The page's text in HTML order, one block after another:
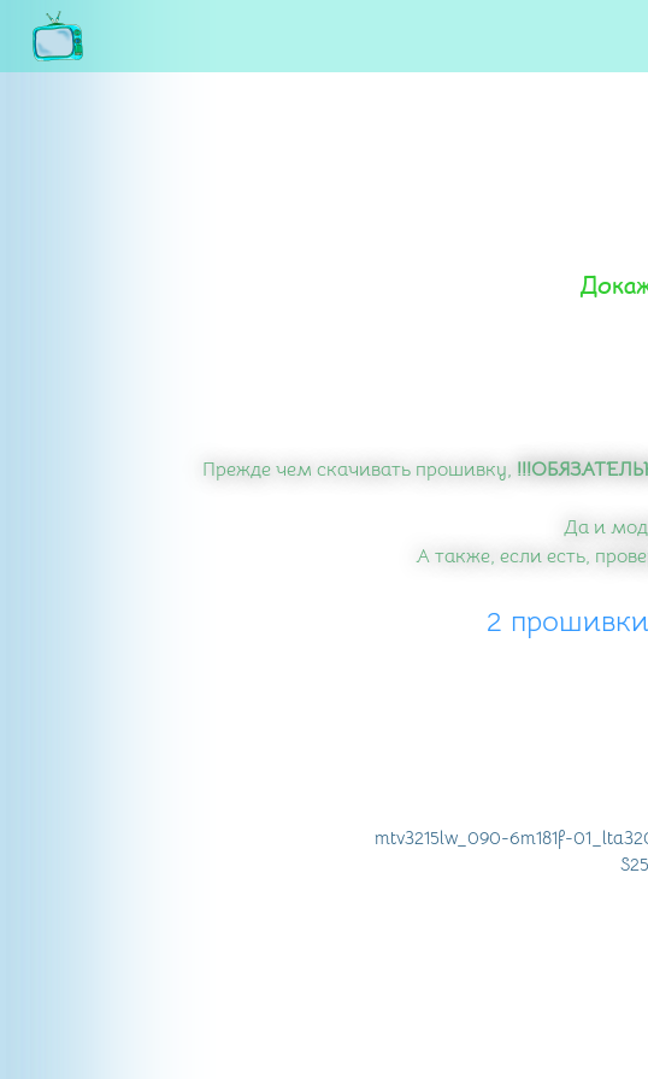
Прежде чем скачивать прошивку,
Да и
А также, если есть,
2
mtv3215lw_090-6m181f-